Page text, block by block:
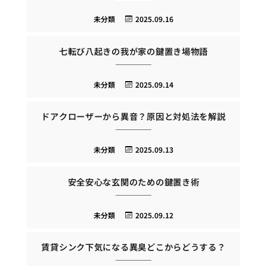
2025.09.16
未分類
七転び八起きの我が家の鍵置き場物語
2025.09.14
未分類
ドアクローザーから異音？原因と対処法を解説
2025.09.13
未分類
安全安心な玄関のための鍵置き術
2025.09.12
未分類
賃貸シンク下気になる異臭どこからどうする？